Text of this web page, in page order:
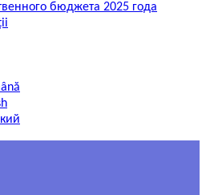
бюджета 2025 года